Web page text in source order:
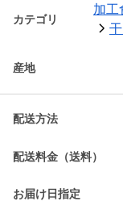
カテゴリ
加工
産地
配送方法
配送料金（送料）
お届け日指定